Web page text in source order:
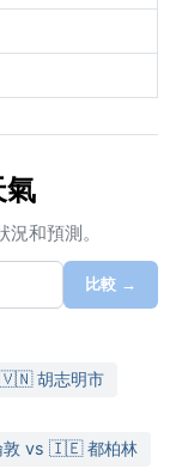
氣
和預測。
比較 →
胡志明市
vs 🇮🇪 都柏林